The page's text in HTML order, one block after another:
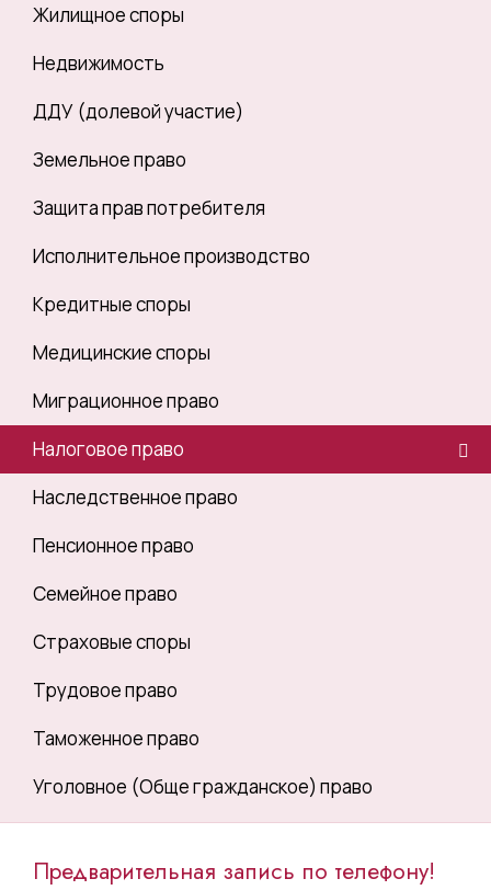
Жилищное споры
Недвижимость
ДДУ (долевой участие)
Земельное право
Защита прав потребителя
Исполнительное производство
Кредитные споры
Медицинские споры
Миграционное право
Налоговое право
Наследственное право
Пенсионное право
Семейное право
Страховые споры
Трудовое право
Таможенное право
Уголовное (Обще гражданское) право
Предварительная запись по телефону!